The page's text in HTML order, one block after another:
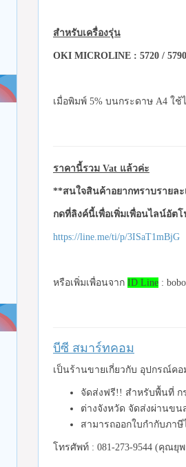
สำหรับเครื่องรุ่น
OKI MICROLINE : 5720 / 5790
เมื่อพิมพ์ 5% บนกระดาษ A4 ใช้
ราคานี้รวม Vat แล้วค่ะ
**สนใจสินค้าอยากทราบรายละ
กดที่ลิงค์นี้เพื่อเพิ่มเพื่อนไลน์อัต
https://line.me/ti/p/3ISaT1mBjG
หรือเพิ่มเพื่อนจาก ID Line :
บีซี สมาร์ทคอม
เป็นร้านขายเกี่ยวกับ อุปกรณ์ค
จัดส่งฟรี!! สำหรับพื้นที่ ก
ต่างจังหวัด จัดส่งผ่านขน
สามารถออกใบกำกับภาษี
โทรศัพท์ : 081-273-9544 (คุณยุ